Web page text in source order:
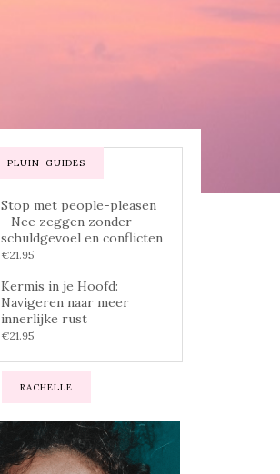
PLUIN-GUIDES
Stop met people-pleasen
- Nee zeggen zonder
schuldgevoel en conflicten
€21.95
Kermis in je Hoofd:
Navigeren naar meer
innerlijke rust
€21.95
RACHELLE